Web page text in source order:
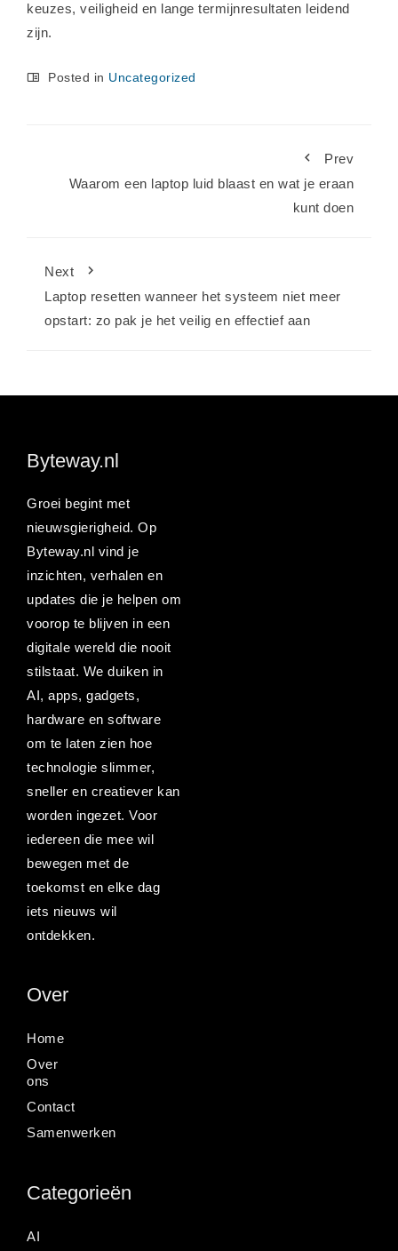
keuzes, veiligheid en lange termijnresultaten leidend
zijn.
Posted in Uncategorized
Prev
Waarom een laptop luid blaast en wat je eraan
kunt doen
Next
Laptop resetten wanneer het systeem niet meer
opstart: zo pak je het veilig en effectief aan
Byteway.nl
Groei begint met
nieuwsgierigheid. Op
Byteway.nl vind je
inzichten, verhalen en
updates die je helpen om
voorop te blijven in een
digitale wereld die nooit
stilstaat. We duiken in
AI, apps, gadgets,
hardware en software
om te laten zien hoe
technologie slimmer,
sneller en creatiever kan
worden ingezet. Voor
iedereen die mee wil
bewegen met de
toekomst en elke dag
iets nieuws wil
ontdekken.
Over
Home
Over
ons
Contact
Samenwerken
Categorieën
AI